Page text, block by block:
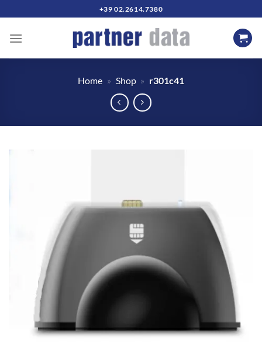
ai
contenuti
+39 02.2614.7380
Home » Shop » r301c41